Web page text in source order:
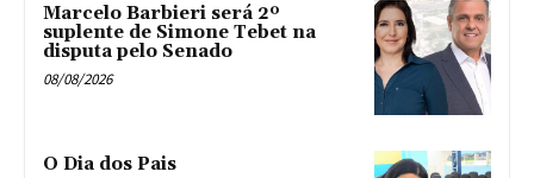
Marcelo Barbieri será 2º
suplente de Simone Tebet na
disputa pelo Senado
08/08/2026
O Dia dos Pais